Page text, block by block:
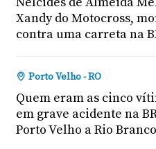
Xandy do Motocross,
contra uma carreta na
Porto Velho - RO
Quem eram as cinco
em grave acidente na
Porto Velho a Rio Branco